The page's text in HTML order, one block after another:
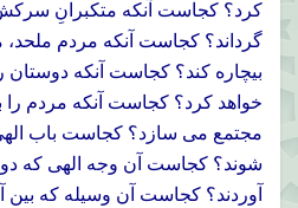
كرد؟ كجاست آنكه متكبرانِ سركش
گرداند؟ كجاست آنكه مردم ملحد،
بيچاره کند؟ كجاست آنكه دوستان
خواهد كرد؟ كجاست آنكه مردم
مجتمع مى سازد؟ كجاست باب
شوند؟ كجاست آن وجه الهى كه
آوردند؟ كجاست آن وسيله كه بين